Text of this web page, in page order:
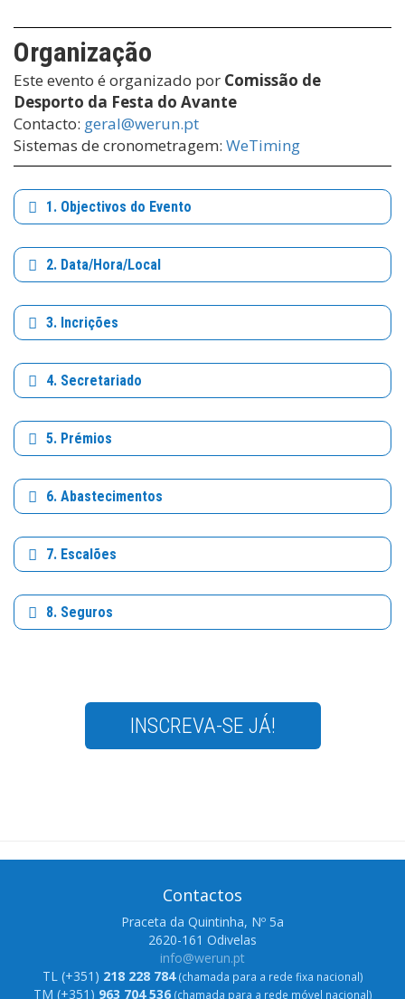
Organização
Este evento é organizado por Comissão de
Desporto da Festa do Avante
Contacto: geral@werun.pt
Sistemas de cronometragem: WeTiming
1. Objectivos do Evento
2. Data/Hora/Local
3. Incrições
4. Secretariado
5. Prémios
6. Abastecimentos
7. Escalões
8. Seguros
INSCREVA-SE JÁ!
Contactos
Praceta da Quintinha, Nº 5a
2620-161 Odivelas
info@werun.pt
TL (+351) 218 228 784(chamada para a rede fixa nacional)
TM (+351) 963 704 536(chamada para a rede móvel nacional)